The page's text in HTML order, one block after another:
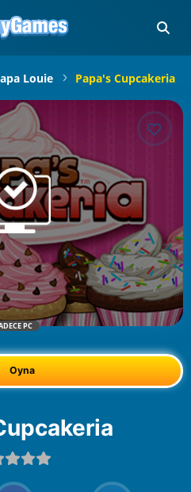
Louie Papa's Cupcakeria
PC
Oyna